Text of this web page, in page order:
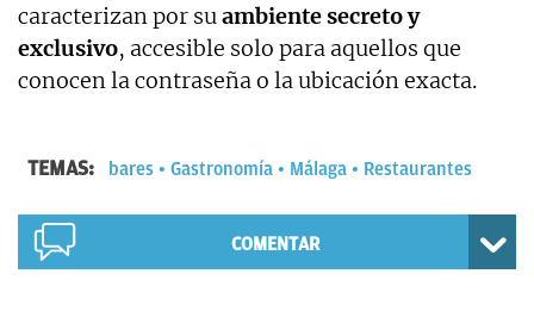
caracterizan por suambiente secreto y
exclusivo, accesible solo para aquellos que
conocen la contraseña o la ubicación exacta.
TEMAS: bares Gastronomía Málaga Restaurantes
COMENTAR